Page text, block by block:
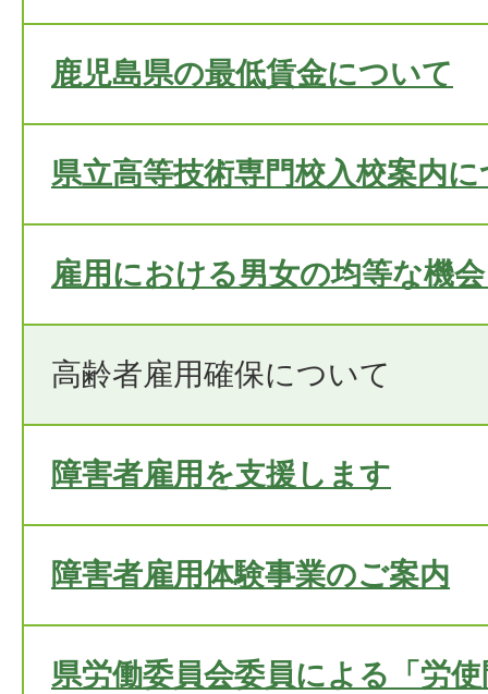
鹿児島県の最低賃金について
県立高等技術専門校入校案内
雇用における男女の均等な機
高齢者雇用確保について
障害者雇用を支援します
障害者雇用体験事業のご案内
県労働委員会委員による「労